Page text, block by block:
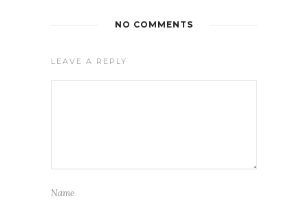
NO COMMENTS
LEAVE A REPLY
Name